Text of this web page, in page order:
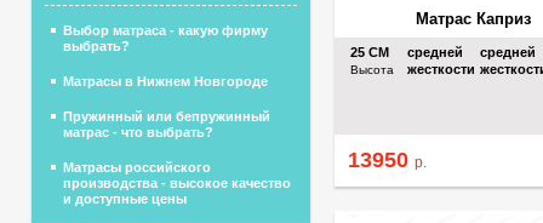
13950 р.
Матрас Каприз
25 СМ
Высота
средней
жесткости
средней
Выбор матраса - какую фирму
выбрать?
Матрасы в Нижнем Новгороде
Пружинный или бепружинный
матрас - что выбрать?
Матрасы российского
производства - высокое качество
и доступные цены